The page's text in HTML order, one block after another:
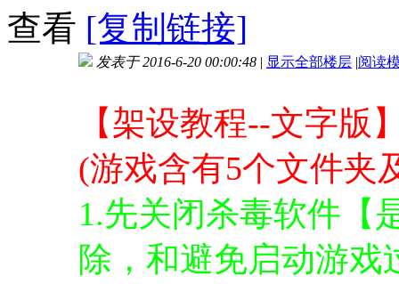
查看 [复制链接]
发表于 2016-6-20 00:00:48 | 显示全部楼层 |阅读
【架设教程--文字版
(游戏含有5个文件夹
1.先关闭杀毒软件【
除，和避免启动游